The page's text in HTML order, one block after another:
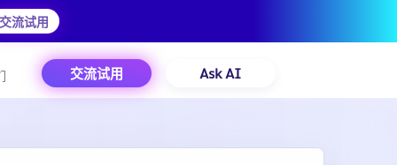
交流试用
交流试用 Ask AI